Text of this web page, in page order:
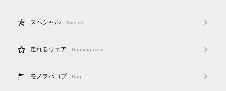
スペシャル Special
走れるウェア Running wear
モノヲハコブ Bag